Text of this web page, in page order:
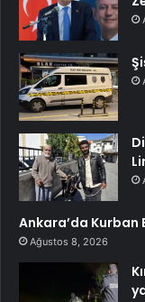
Ankara’da Kurban
Ağustos 8, 2026